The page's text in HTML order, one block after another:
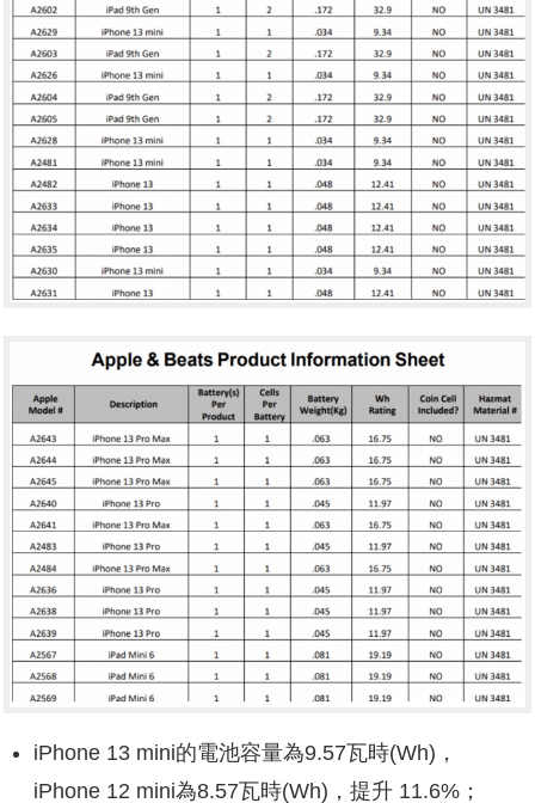
iPhone 13 mini的電池容量為9.57瓦時(Wh)，
iPhone 12 mini為8.57瓦時(Wh)，提升 11.6%；